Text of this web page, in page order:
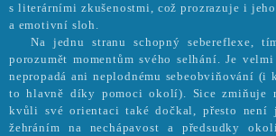
s literárními zkušenostmi, což prozrazuje i
a emotivní sloh.
Na jednu stranu schopný sebereflexe,
porozumět momentům svého selhání. Je
nepropadá ani neplodnému sebeobviňování (i
to hlavně díky pomoci okolí). Sice zmiňuje
kvůli své orientaci také dočkal, přesto není
žehráním na nechápavost a předsudky